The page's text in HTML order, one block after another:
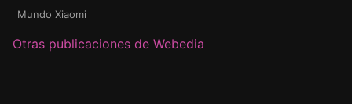
Mundo Xiaomi
Otras publicaciones de Webedia